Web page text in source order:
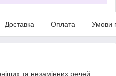
Доставка Оплата Умови
та незамінних речей